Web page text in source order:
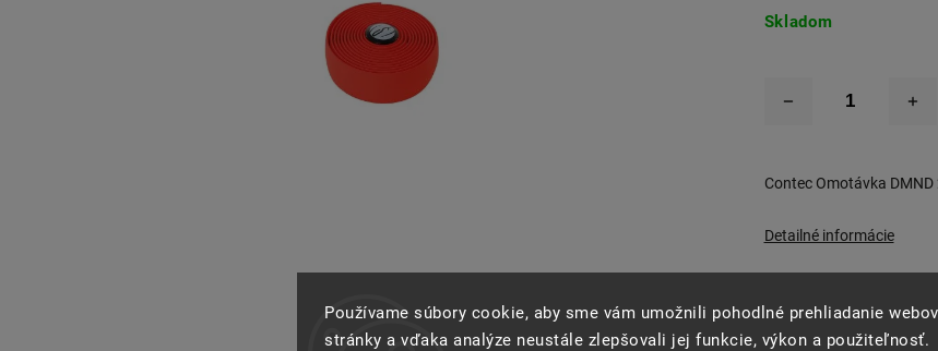
Používame súbory cookie, aby sme vám umožnili pohodlné prehliadanie
stránky a vďaka analýze neustále zlepšovali jej funkcie, výkon a použiteľnosť.
–40 %
Skladom
Contec Omotávka DMND
Detailné informácie